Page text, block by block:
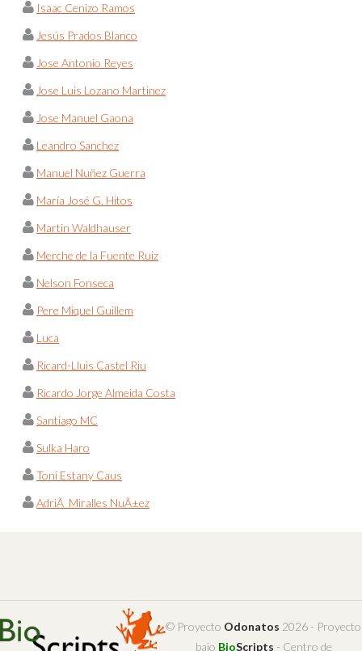
Isaac Cenizo Ramos
Jesús Prados Blanco
Jose Antonio Reyes
Jose Luis Lozano Martinez
Jose Manuel Gaona
Leandro Sanchez
Manuel Nuñez Guerra
María José G. Hitos
Martin Waldhauser
Merche de la Fuente Ruiz
Nelson Fonseca
Pere Miquel Guillem
Luca
Ricard-Lluis Castel Riu
Ricardo Jorge Almeida Costa
Santiago MC
Sulka Haro
Toni Estany Caus
AdriÃ Miralles NuÃ±ez
© Proyecto Odonatos 2026 - Proyecto
bajo BioScripts - Centro de